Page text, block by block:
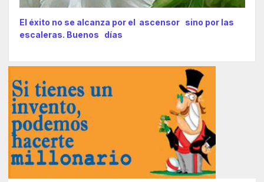
El éxito no se alcanza por el ascensor sino por las
escaleras. Buenos días